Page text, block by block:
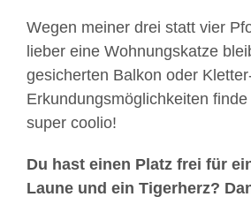
Wegen meiner drei statt vier
lieber eine Wohnungskatze
gesicherten Balkon oder
Erkundungsmöglichkeiten
super coolio!
Du hast einen Platz frei für
Laune und ein Tigerherz?